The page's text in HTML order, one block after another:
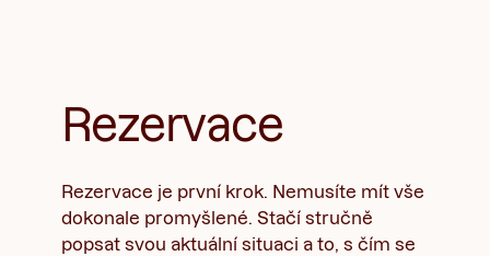
Rezervace
Rezervace je první krok. Nemusíte mít vše
dokonale promyšlené. Stačí stručně
popsat svou aktuální situaci a to, s čím se